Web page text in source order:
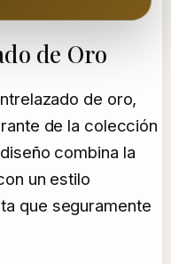
de Oro
de oro,
de la colección
combina la
un estilo
que seguramente